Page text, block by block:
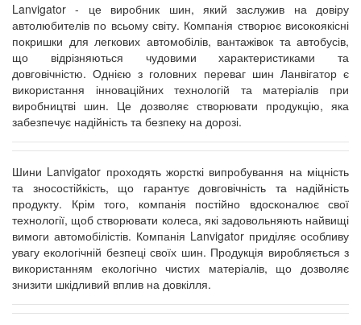
Lanvigator - це виробник шин, який заслужив на довіру
автолюбителів по всьому світу. Компанія створює високоякісні
покришки для легкових автомобілів, вантажівок та автобусів,
що відрізняються чудовими характеристиками та
довговічністю. Однією з головних переваг шин Ланвігатор є
використання інноваційних технологій та матеріалів при
виробництві шин. Це дозволяє створювати продукцію, яка
забезпечує надійність та безпеку на дорозі.
Шини Lanvigator проходять жорсткі випробування на міцність
та зносостійкість, що гарантує довговічність та надійність
продукту. Крім того, компанія постійно вдосконалює свої
технології, щоб створювати колеса, які задовольняють найвищі
вимоги автомобілістів. Компанія Lanvigator приділяє особливу
увагу екологічній безпеці своїх шин. Продукція виробляється з
використанням екологічно чистих матеріалів, що дозволяє
знизити шкідливий вплив на довкілля.